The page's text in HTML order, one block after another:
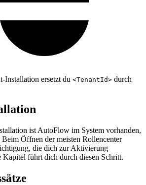
Installation ersetzt du <TenantId> durch
ist AutoFlow im System vorhanden,
Beim Öffnen der meisten Rollencenter
die dich zur Aktivierung
Kapitel führt dich durch diesen Schritt.